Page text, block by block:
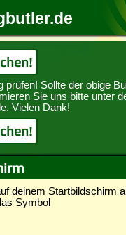
deinem Startbildschirm
Symbol